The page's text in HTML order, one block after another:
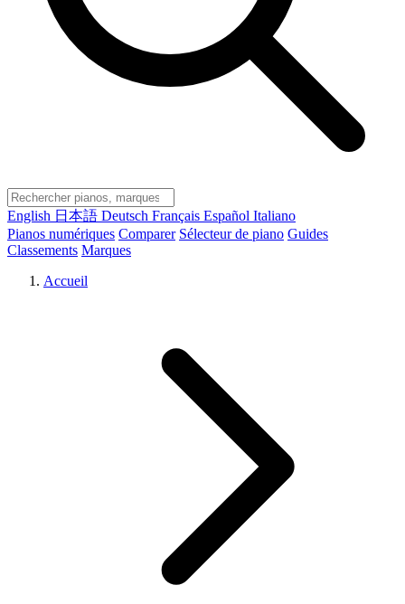
English 日本語 Deutsch Français Español Italiano
Pianos numériques Comparer Sélecteur de piano Guides
Classements Marques
Accueil